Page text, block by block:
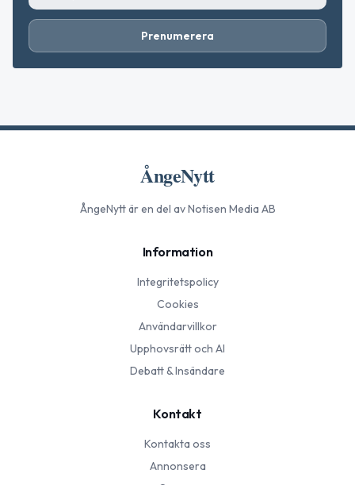
Prenumerera
ÅngeNytt
ÅngeNyttär en del av Notisen Media AB
Information
Integritetspolicy
Cookies
Användarvillkor
Upphovsrätt och AI
Debatt & Insändare
Kontakt
Kontakta oss
Annonsera